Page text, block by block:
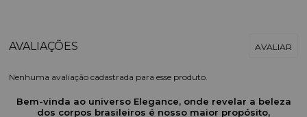
Nenhuma avaliação cadastrada para esse produto.
Bem-vinda ao universo Elegance, onde revelar a beleza
dos corpos brasileiros é nosso maior propósito,